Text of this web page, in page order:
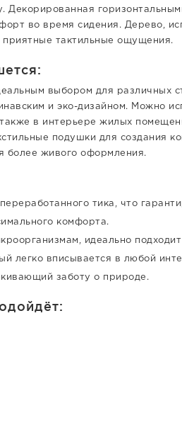
во время сидения. Дерево,
тактильные ощущения.
выбором для различных
и эко-дизайном. Можно
в интерьере жилых
подушки для создания
более живого оформления.
тика, что
комфорта.
идеально
легко вписывается в любой
заботу о природе.